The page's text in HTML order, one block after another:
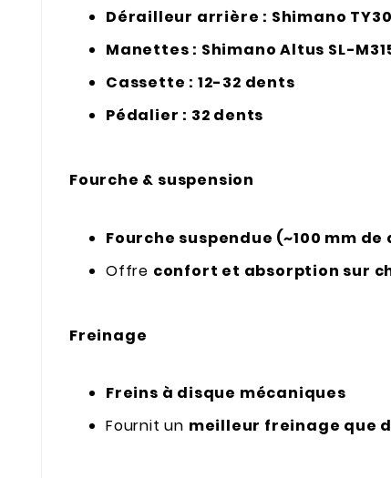
Dérailleur arrière : Shimano
Manettes : Shimano Altus SL-
Cassette : 12-32 dents
Pédalier : 32 dents
Fourche & suspension
Fourche suspendue (~100 mm
Offre confort et absorption sur
Freinage
Freins à disque mécaniques
Fournit un meilleur freinage que